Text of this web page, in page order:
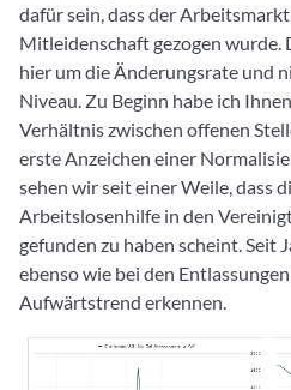
dafür sein, dass der
Mitleidenschaft gezogen wurde.
hier um die Änderungsrate und
Niveau. Zu Beginn habe ich
Verhältnis zwischen offenen
erste Anzeichen einer
sehen wir seit einer Weile, dass
Arbeitslosenhilfe in den
gefunden zu haben scheint. Seit
ebenso wie bei den
Aufwärtstrend erkennen.